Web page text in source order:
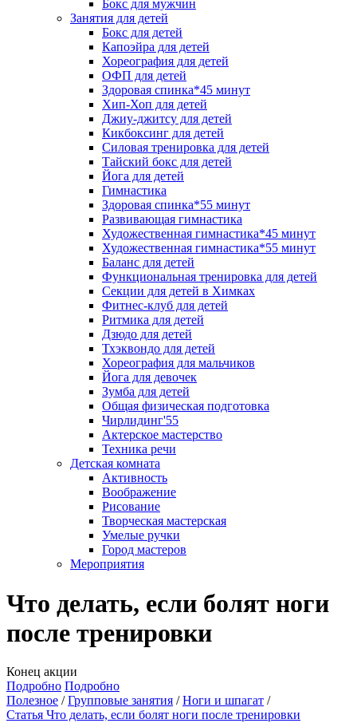
Бокс для мужчин
Занятия для детей
Бокс для детей
Капоэйра для детей
Хореография для детей
ОФП для детей
Здоровая спинка*45 минут
Хип-Хоп для детей
Джиу-джитсу для детей
Кикбоксинг для детей
Силовая тренировка для детей
Тайский бокс для детей
Йога для детей
Гимнастика
Здоровая спинка*55 минут
Развивающая гимнастика
Художественная гимнастика*45 минут
Художественная гимнастика*55 минут
Баланс для детей
Функциональная тренировка для детей
Секции для детей в Химках
Фитнес-клуб для детей
Ритмика для детей
Дзюдо для детей
Тхэквондо для детей
Хореография для мальчиков
Йога для девочек
Зумба для детей
Общая физическая подготовка
Чирлидинг'55
Актерское мастерство
Техника речи
Детская комната
Активность
Воображение
Рисование
Творческая мастерская
Умелые ручки
Город мастеров
Мероприятия
Что делать, если болят ноги
после тренировки
Конец акции
Подробно Подробно
Полезное
Групповые занятия
Ноги и шпагат
Статья Что делать, если болят ноги после тренировки